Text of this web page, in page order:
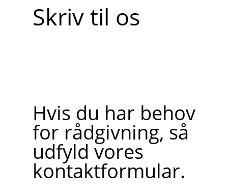
Skriv til os
Hvis du har behov
for rådgivning, så
udfyld vores
kontaktformular.